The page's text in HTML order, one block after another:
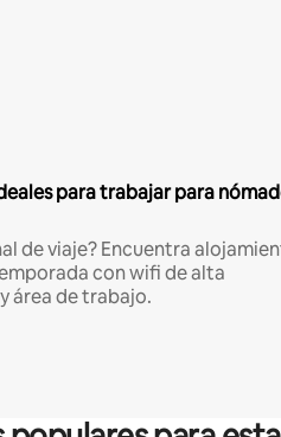
para trabajar para
de viaje? Encuentra
con wifi de alta
área de trabajo.